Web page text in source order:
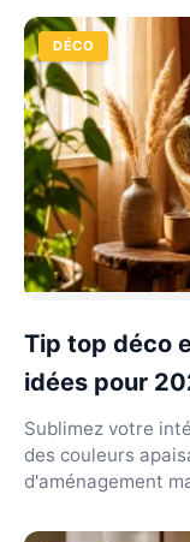
DÉCO
Tip top déco
idées pour
Sublimez votre
des couleurs
d'aménagement